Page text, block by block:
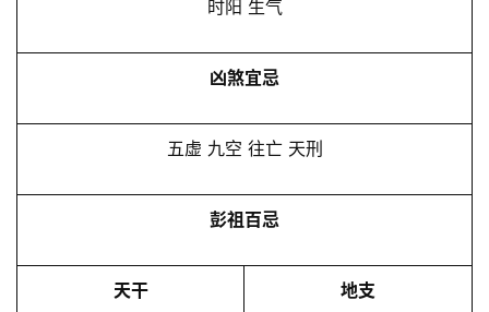
时阳 生气
凶煞宜忌
五虚 九空 往亡 天刑
彭祖百忌
天干 地支